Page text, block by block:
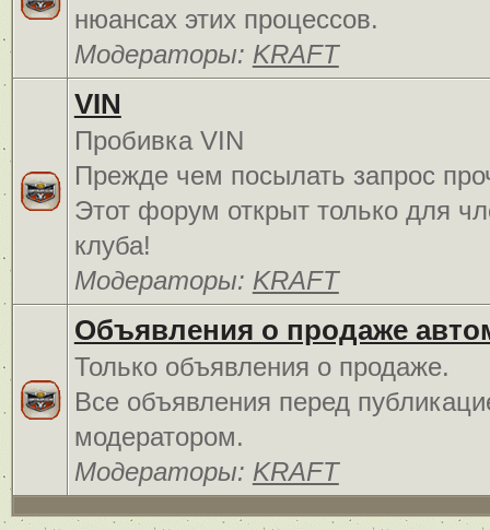
нюансах этих процессов.
Модераторы: KRAFT
VIN
Пробивка VIN
Прежде чем посылать запрос
Этот форум открыт только для
клуба!
Модераторы: KRAFT
Объявления о продаже
Только объявления о продаже.
Все объявления перед
модератором.
Модераторы: KRAFT